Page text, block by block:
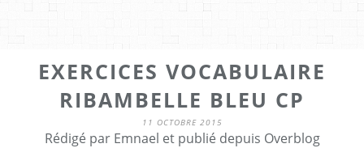
EXERCICES VOCABULAIRE
RIBAMBELLE BLEU CP
11 OCTOBRE 2015
Rédigé par Emnael et publié depuis Overblog